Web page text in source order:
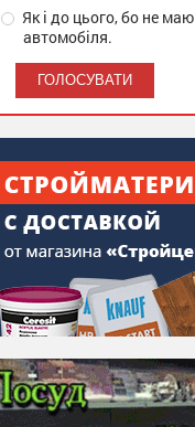
Як і до цього, бо не маю
автомобіля.